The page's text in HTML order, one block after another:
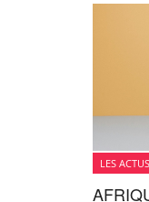
LES